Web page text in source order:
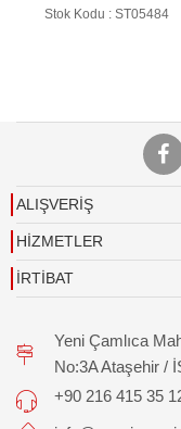
Stok Kodu : ST05484
ALIŞVERİŞ
HİZMETLER
İRTİBAT
Yeni Çamlıca
No:3A Ataşehir /
+90 216 415 35